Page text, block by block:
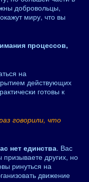
добровольцы,
миру, что вы
процессов,
на
действующих
готовы к
говорили, что
нет единства. Вас
других, но
ринуться на
движение